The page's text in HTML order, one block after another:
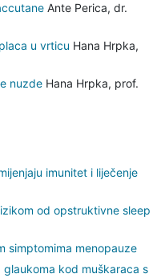
Ante Perica, dr.
u vrticu Hana Hrpka,
nuzde Hana Hrpka, prof.
imunitet i liječenje
od opstruktivne sleep
simptomima menopauze
kod muškaraca s